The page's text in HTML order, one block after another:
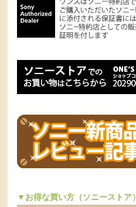
▼お得な買い方（ソニーストア）